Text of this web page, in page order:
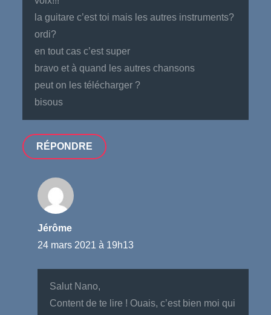
la guitare c’est toi mais les autres instruments?
ordi?
en tout cas c’est super
bravo et à quand les autres chansons
peut on les télécharger ?
bisous
RÉPONDRE
Jérôme
24 mars 2021 à 19h13
Salut Nano,
Content de te lire ! Ouais, c’est bien moi qui